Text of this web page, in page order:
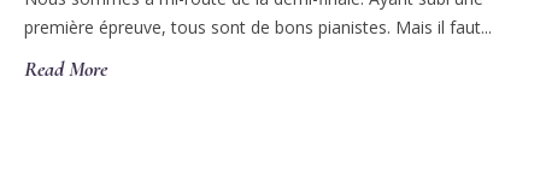
première épreuve, tous sont de bons pianistes. Mais il faut...
Read More